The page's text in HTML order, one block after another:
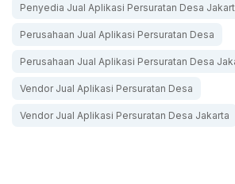
Penyedia Jual Aplikasi Persuratan Desa
Perusahaan Jual Aplikasi Persuratan Desa
Perusahaan Jual Aplikasi Persuratan Desa
Vendor Jual Aplikasi Persuratan Desa
Vendor Jual Aplikasi Persuratan Desa Jakarta